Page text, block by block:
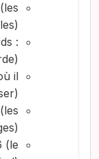
:
il
(le